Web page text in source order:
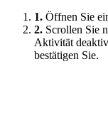
1. Öffnen Sie
2. Scrollen Sie
Aktivität
bestätigen Sie.